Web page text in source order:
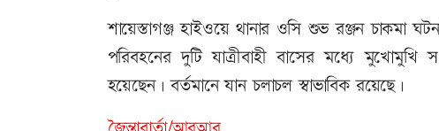
শায়েস্তাগঞ্জ হাইওয়ে থানার ওসি শুভ রঞ্জন চাকমা
পরিবহনের দুটি যাত্রীবাহী বাসের মধ্যে মুখোমুখি
হয়েছেন। বর্তমানে যান চলাচল স্বাভাবিক রয়েছে।